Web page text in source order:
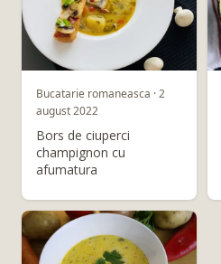
Bucatarie romaneasca · 2
august 2022
Bors de ciuperci
champignon cu
afumatura